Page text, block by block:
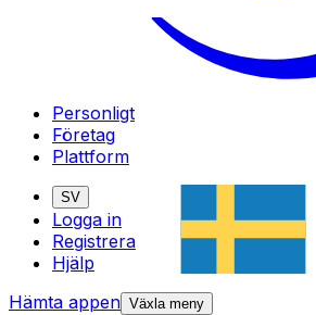
Personligt
Företag
Plattform
SV
Logga in
Registrera
Hjälp
Hämta appen Växla meny